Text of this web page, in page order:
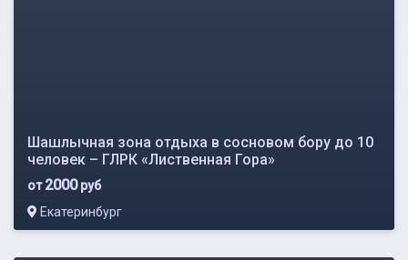
Шашлычная зона отдыха в сосновом бору до 10
человек – ГЛРК «Лиственная Гора»
от2000руб
Екатеринбург